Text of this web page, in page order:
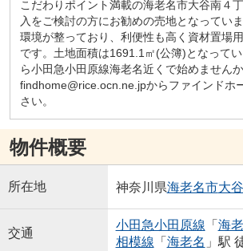
こだわりポイント満載の海老名市大谷南４
入をご検討の方にお勧めの売地となってい
環境が整っており、利便性も高く資材置場
です。土地面積は1691.1㎡(公簿)となって
ら小田急小田原線海老名近くで始めません
findhome@rice.ocn.ne.jpからファインドホ
さい。
物件概要
所在地 神奈川県海老名市大
交通
小田急小田原線 「 海
相模線 「 海老名 」駅